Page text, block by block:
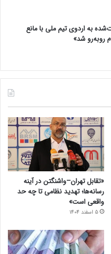
به اردوی تیم ملی با مانع
روبه‌رو شد»
«تقابل تهران–واشنگتن در آینه
رسانه‌ها؛ تهدید نظامی تا چه حد
واقعی است»
5 اسفند 1404